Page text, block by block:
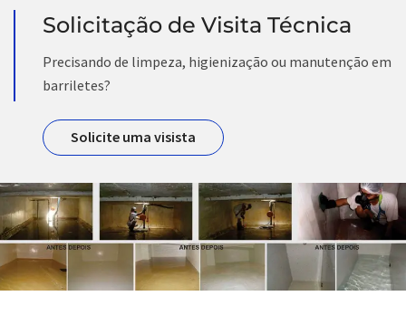
Solicitação de Visita Técnica
Precisando de limpeza, higienização ou manutenção em
barriletes?
Solicite uma visista